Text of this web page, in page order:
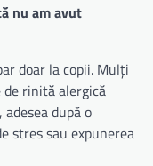
nu am avut
doar la copii. Mulți
rinită alergică
după o
stres sau expunerea